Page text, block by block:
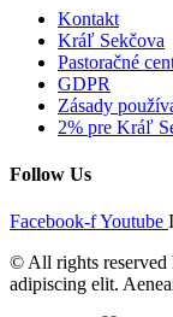
Kontakt
Kráľ Sekčova
Pastoračné
GDPR
Zásady
2% pre Kráľ
Follow Us
Facebook-fYoutube
© All rights reserved
adipiscing elit.